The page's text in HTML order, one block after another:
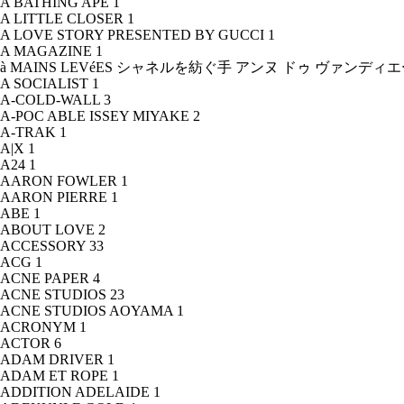
A LITTLE CLOSER 1
A LOVE STORY PRESENTED BY GUCCI 1
A MAGAZINE 1
à MAINS LEVéES シャネルを紡ぐ手 アンヌ ドゥ ヴァンディ
A SOCIALIST 1
A-COLD-WALL 3
A-POC ABLE ISSEY MIYAKE 2
A-TRAK 1
A|X 1
A24 1
AARON FOWLER 1
AARON PIERRE 1
ABE 1
ABOUT LOVE 2
ACCESSORY 33
ACG 1
ACNE PAPER 4
ACNE STUDIOS 23
ACNE STUDIOS AOYAMA 1
ACRONYM 1
ACTOR 6
ADAM DRIVER 1
ADAM ET ROPE 1
ADDITION ADELAIDE 1